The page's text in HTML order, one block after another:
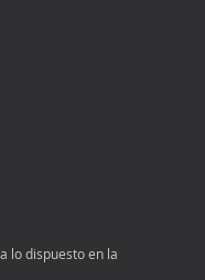
lo dispuesto en la